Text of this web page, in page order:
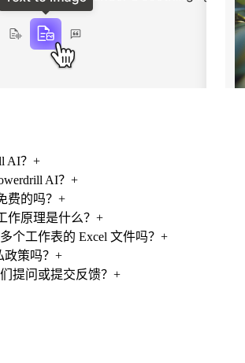
AI？ +
AI？ +
费的吗？ +
作原理是什么？ +
个工作表的 Excel 文件吗？ +
策吗？ +
提问或提交反馈？ +